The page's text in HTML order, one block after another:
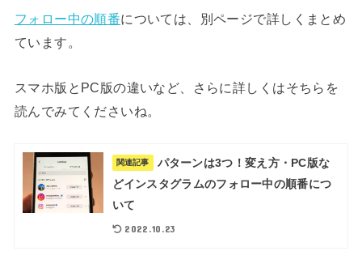
フォロー中の順番については、別ページで詳しくまとめ
ています。
スマホ版とPC版の違いなど、さらに詳しくはそちらを
読んでみてくださいね。
関連記事
パターンは3つ！変え方・PC版な
どインスタグラムのフォロー中の順番につ
いて
2022.10.23